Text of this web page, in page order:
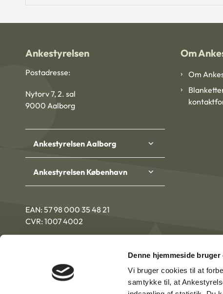
Denne hjemmeside bruger
Vi bruger cookies til at
samtykke til, at
Ankestyrelsen
Postadresse:
Nytorv 7, 2. sal
9000 Aalborg
Ankestyrelsen Aalborg
Ankestyrelsen København
EAN: 57 98 000 35 48 21
CVR: 1007 4002
Om
Om